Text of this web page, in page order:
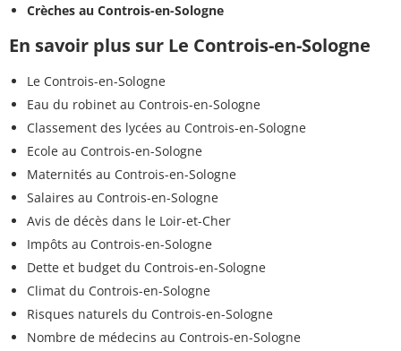
Crèches au Controis-en-Sologne
En savoir plus sur Le Controis-en-Sologne
Le Controis-en-Sologne
Eau du robinet au Controis-en-Sologne
Classement des lycées au Controis-en-Sologne
Ecole au Controis-en-Sologne
Maternités au Controis-en-Sologne
Salaires au Controis-en-Sologne
Avis de décès dans le Loir-et-Cher
Impôts au Controis-en-Sologne
Dette et budget du Controis-en-Sologne
Climat du Controis-en-Sologne
Risques naturels du Controis-en-Sologne
Nombre de médecins au Controis-en-Sologne